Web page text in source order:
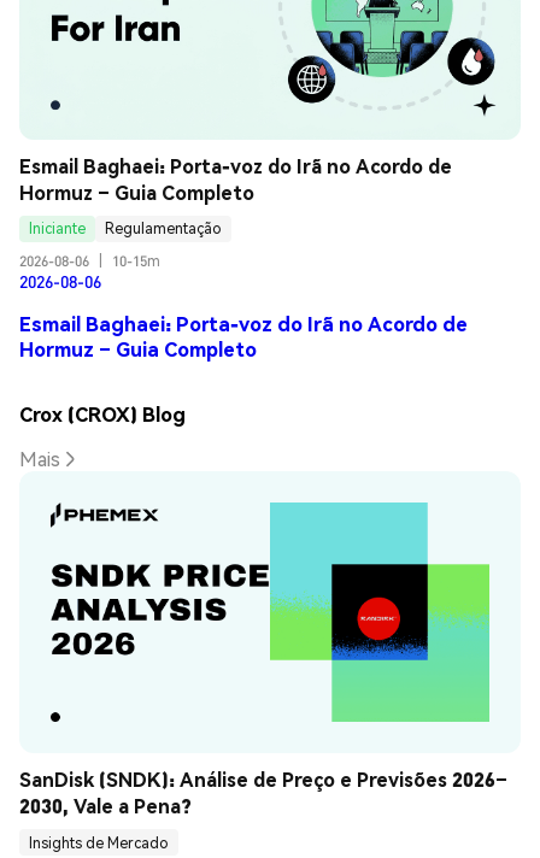
Esmail Baghaei: Porta-voz do Irã no Acordo de
Hormuz – Guia Completo
Iniciante
Regulamentação
2026-08-06
10-15m
2026-08-06
Esmail Baghaei: Porta-voz do Irã no Acordo de
Hormuz – Guia Completo
Crox (CROX) Blog
Mais
SanDisk (SNDK): Análise de Preço e Previsões 2026–
2030, Vale a Pena?
Insights de Mercado